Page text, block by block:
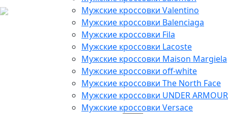
Мужские кроссовки Valentino
Мужские кроссовки Balenciaga
Мужские кроссовки Fila
Мужские кроссовки Lacoste
Мужские кроссовки Maison Margiela
Мужские кроссовки off-white
Мужские кроссовки The North Face
Мужские кроссовки UNDER ARMOUR
Мужские кроссовки Versace